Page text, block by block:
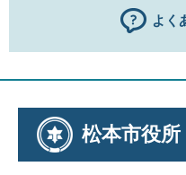
よく
松本市役所